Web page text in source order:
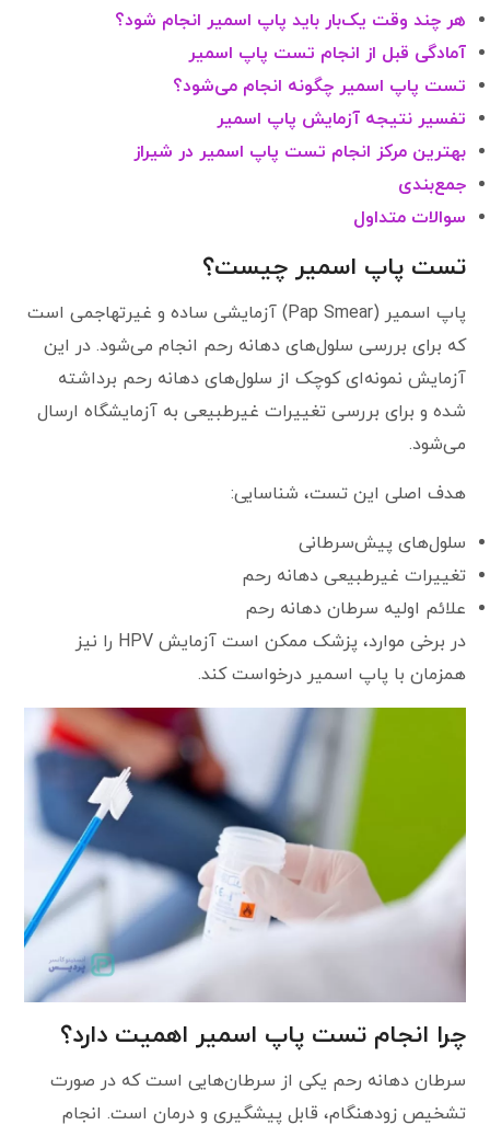
هر چند وقت یک‌بار باید پاپ اسمیر انجام شود؟
آمادگی قبل از انجام تست پاپ اسمیر
تست پاپ اسمیر چگونه انجام می‌شود؟
تفسیر نتیجه آزمایش پاپ اسمیر
بهترین مرکز انجام تست پاپ اسمیر در شیراز
جمع‌بندی
سوالات متداول
تست پاپ اسمیر چیست؟
پاپ اسمیر (Pap Smear) آزمایشی ساده و غیرتهاجمی است
که برای بررسی سلول‌های دهانه رحم انجام می‌شود. در این
آزمایش نمونه‌ای کوچک از سلول‌های دهانه رحم برداشته
شده و برای بررسی تغییرات غیرطبیعی به آزمایشگاه ارسال
می‌شود.
هدف اصلی این تست، شناسایی:
سلول‌های پیش‌سرطانی
تغییرات غیرطبیعی دهانه رحم
علائم اولیه سرطان دهانه رحم
در برخی موارد، پزشک ممکن است آزمایش HPV را نیز
همزمان با پاپ اسمیر درخواست کند.
چرا انجام تست پاپ اسمیر اهمیت دارد؟
سرطان دهانه رحم یکی از سرطان‌هایی است که در صورت
تشخیص زودهنگام، قابل پیشگیری و درمان است. انجام